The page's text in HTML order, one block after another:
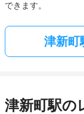
できます。
津新町
津新町駅の